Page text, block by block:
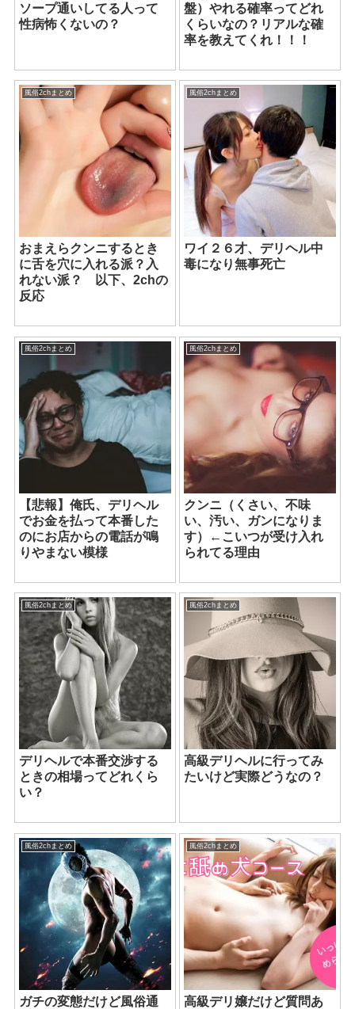
ソープ通いしてる人って
性病怖くないの？
盤）やれる確率ってどれ
くらいなの？リアルな確
率を教えてくれ！！！
風俗2chまとめ
おまえらクンニするとき
に舌を穴に入れる派？入
れない派？ 以下、2chの
反応
風俗2chまとめ
ワイ２６才、デリヘル中
毒になり無事死亡
風俗2chまとめ
【悲報】俺氏、デリヘル
でお金を払って本番した
のにお店からの電話が鳴
りやまない模様
風俗2chまとめ
クンニ（くさい、不味
い、汚い、ガンになりま
す）←こいつが受け入れ
られてる理由
風俗2chまとめ
デリヘルで本番交渉する
ときの相場ってどれくら
い？
風俗2chまとめ
高級デリヘルに行ってみ
たいけど実際どうなの？
風俗2chまとめ
ガチの変態だけど風俗通
風俗2chまとめ
高級デリ嬢だけど質問あ